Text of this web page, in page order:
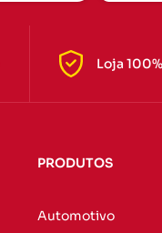
Loja
PRODUTOS
Automotivo